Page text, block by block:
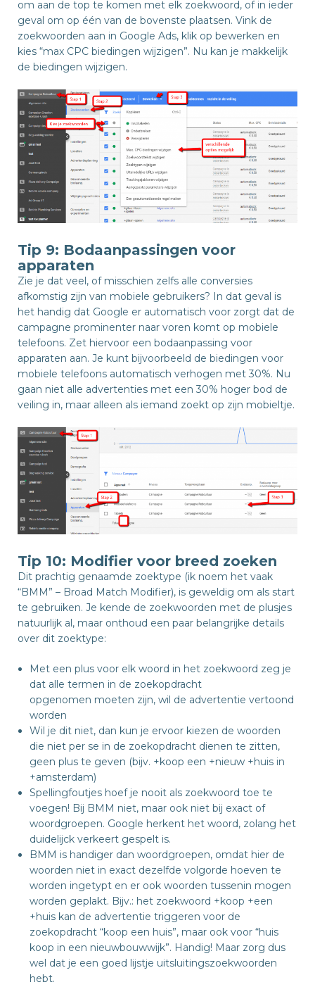
om aan de top te komen met elk zoekwoord, of in ieder
geval om op één van de bovenste plaatsen. Vink de
zoekwoorden aan in Google Ads, klik op bewerken en
kies “max CPC biedingen wijzigen”. Nu kan je makkelijk
de biedingen wijzigen.
Tip 9: Bodaanpassingen voor
apparaten
Zie je dat veel, of misschien zelfs alle conversies
afkomstig zijn van mobiele gebruikers? In dat geval is
het handig dat Google er automatisch voor zorgt dat de
campagne prominenter naar voren komt op mobiele
telefoons. Zet hiervoor een bodaanpassing voor
apparaten aan. Je kunt bijvoorbeeld de biedingen voor
mobiele telefoons automatisch verhogen met 30%. Nu
gaan niet alle advertenties met een 30% hoger bod de
veiling in, maar alleen als iemand zoekt op zijn mobieltje.
Tip 10: Modifier voor breed zoeken
Dit prachtig genaamde zoektype (ik noem het vaak
“BMM” – Broad Match Modifier), is geweldig om als start
te gebruiken. Je kende de zoekwoorden met de plusjes
natuurlijk al, maar onthoud een paar belangrijke details
over dit zoektype:
Met een plus voor elk woord in het zoekwoord zeg je
dat alle termen in de zoekopdracht
opgenomen moeten zijn, wil de advertentie vertoond
worden
Wil je dit niet, dan kun je ervoor kiezen de woorden
die niet per se in de zoekopdracht dienen te zitten,
geen plus te geven (bijv. +koop een +nieuw +huis in
+amsterdam)
Spellingfoutjes hoef je nooit als zoekwoord toe te
voegen! Bij BMM niet, maar ook niet bij exact of
woordgroepen. Google herkent het woord, zolang het
duidelijck verkeert gespelt is.
BMM is handiger dan woordgroepen, omdat hier de
woorden niet in exact dezelfde volgorde hoeven te
worden ingetypt en er ook woorden tussenin mogen
worden geplakt. Bijv.: het zoekwoord +koop +een
+huis kan de advertentie triggeren voor de
zoekopdracht “koop een huis”, maar ook voor “huis
koop in een nieuwbouwwijk”. Handig! Maar zorg dus
wel dat je een goed lijstje uitsluitingszoekwoorden
hebt.